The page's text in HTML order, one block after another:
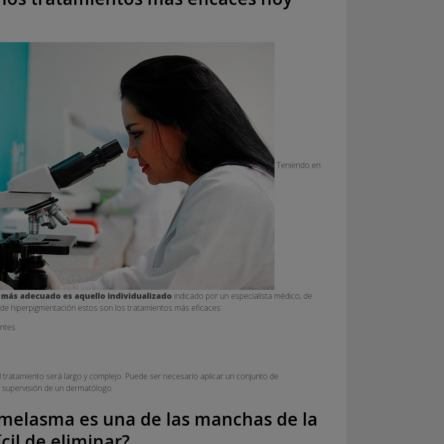
Teniendo en
adecuado es aquello individualizado indicado por un especialista médico, de
hiperpigmentación estos son los tratamientos más eficaces:
tratamiento será largo y complejo. Puede ser necesario aplicar un conjunto de
de un dermatólogo.
es una de las manchas de la